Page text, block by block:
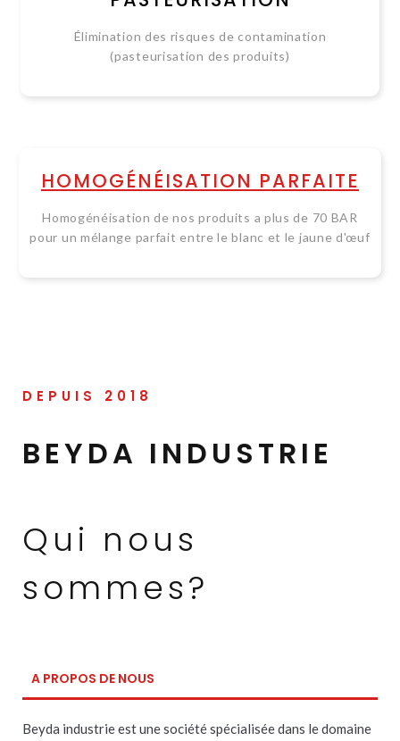
Élimination des risques de contamination
(pasteurisation des produits)
HOMOGÉNÉISATION PARFAITE
Homogénéisation de nos produits a plus de 70 BAR
pour un mélange parfait entre le blanc et le jaune d'œuf
DEPUIS 2018
BEYDA INDUSTRIE
Qui nous
sommes?
A PROPOS DE NOUS
Beyda industrie est une société spécialisée dans le domaine